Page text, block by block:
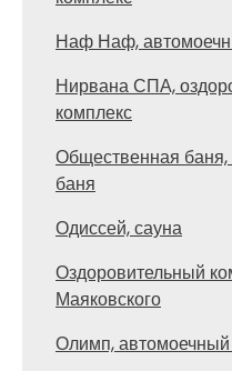
Наф Наф,
Нирвана СПА,
комплекс
Общественная
баня
Одиссей, сауна
Оздоровительный
Маяковского
Олимп, автомоечный